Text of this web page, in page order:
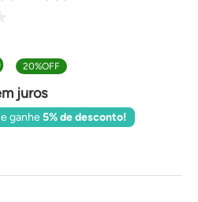
20%OFF
juros
e ganhe5% de desconto!